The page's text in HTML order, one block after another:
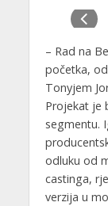
– Rad na
početka,
Tonyjem
Projekat je
segmentu.
odluku od
castinga,
verzija u